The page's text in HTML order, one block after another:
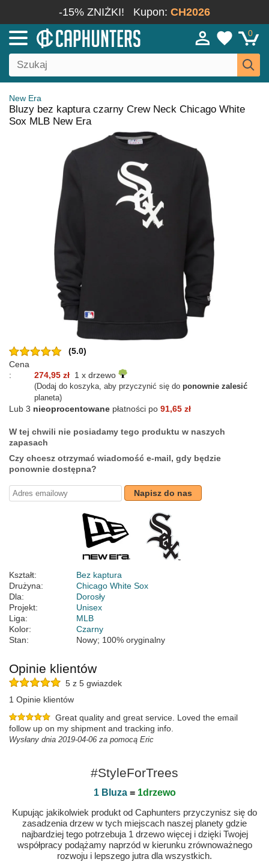
-15% ZNIŻKI! Kupon: CH2026
0
New Era
Bluzy bez kaptura czarny Crew Neck Chicago White
Sox MLB New Era
(5.0)
Cena
:
274,95 zł 1 x drzewo
(Dodaj do koszyka, aby przyczynić się do ponownie zalesić
planeta)
Lub 3 nieoprocentowane płatności po 91,65 zł
W tej chwili nie posiadamy tego produktu w naszych
zapasach
Czy chcesz otrzymać wiadomość e-mail, gdy będzie
ponownie dostępna?
Napisz do nas
Kształt:
Bez kaptura
Drużyna:
Chicago White Sox
Dla:
Dorosły
Projekt:
Unisex
Liga:
MLB
Kolor:
Czarny
Stan:
Nowy; 100% oryginalny
Opinie klientów
5 z 5 gwiazdek
1 Opinie klientów
Great quality and great service. Loved the email
follow up on my shipment and tracking info.
Wysłany dnia 2019-04-06 za pomocą Eric
#StyleForTrees
1 Bluza= 1drzewo
Kupując jakikolwiek produkt od Caphunters przyczynisz się do
zasadzenia drzew w tych miejscach naszej planety gdzie
najbardziej tego potrzebuja 1 drzewo więcej i dzięki Twojej
współpracy podążamy naprzód w kierunku zrównoważnego
rozwoju i lepszego jutra dla wszystkich.